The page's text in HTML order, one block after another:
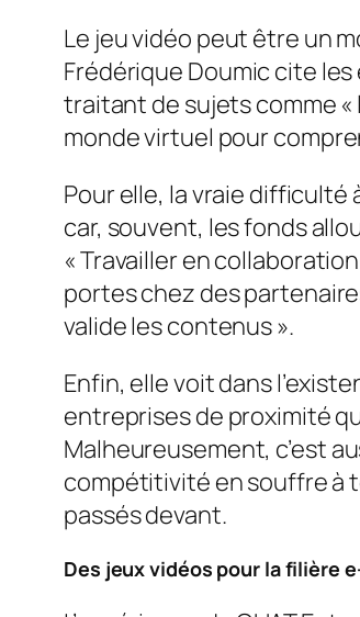
Le jeu vidéo peut être un
Frédérique Doumic cite les
traitant de sujets comme «
monde virtuel pour
Pour elle, la vraie
car, souvent, les fonds
«Travailler en
portes chez des
valide les contenus».
Enfin, elle voit dans
entreprises de proximité
Malheureusement, c’est
compétitivité en souffre à
passés devant.
Des jeux vidéos pour la filière